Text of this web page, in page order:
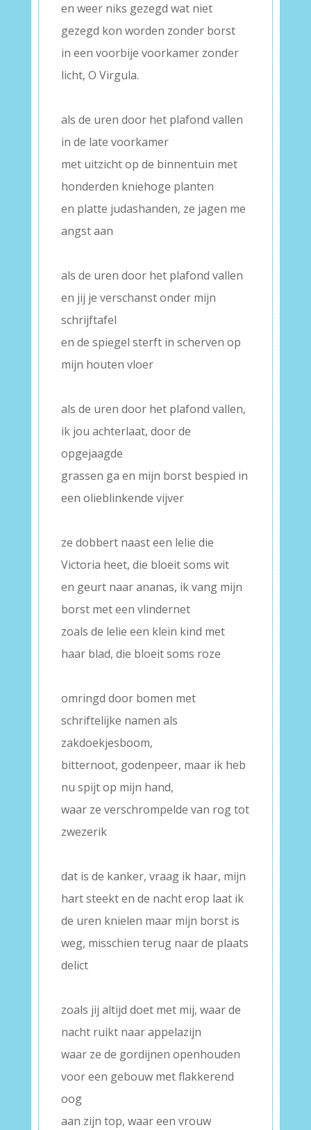
en weer niks gezegd wat niet
gezegd kon worden zonder borst
in een voorbije voorkamer zonder
licht, O Virgula.
als de uren door het plafond vallen
in de late voorkamer
met uitzicht op de binnentuin met
honderden kniehoge planten
en platte judashanden, ze jagen me
angst aan
als de uren door het plafond vallen
en jij je verschanst onder mijn
schrijftafel
en de spiegel sterft in scherven op
mijn houten vloer
als de uren door het plafond vallen,
ik jou achterlaat, door de
opgejaagde
grassen ga en mijn borst bespied in
een olieblinkende vijver
ze dobbert naast een lelie die
Victoria heet, die bloeit soms wit
en geurt naar ananas, ik vang mijn
borst met een vlindernet
zoals de lelie een klein kind met
haar blad, die bloeit soms roze
omringd door bomen met
schriftelijke namen als
zakdoekjesboom,
bitternoot, godenpeer, maar ik heb
nu spijt op mijn hand,
waar ze verschrompelde van rog tot
zwezerik
dat is de kanker, vraag ik haar, mijn
hart steekt en de nacht erop laat ik
de uren knielen maar mijn borst is
weg, misschien terug naar de plaats
delict
zoals jij altijd doet met mij, waar de
nacht ruikt naar appelazijn
waar ze de gordijnen openhouden
voor een gebouw met flakkerend
oog
aan zijn top, waar een vrouw